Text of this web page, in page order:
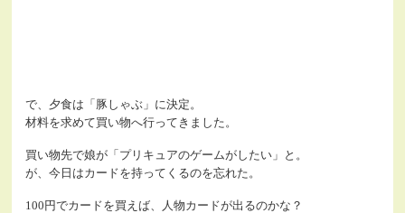
で、夕食は「豚しゃぶ」に決定。
材料を求めて買い物へ行ってきました。
買い物先で娘が「プリキュアのゲームがしたい」と。
が、今日はカードを持ってくるのを忘れた。
100円でカードを買えば、人物カードが出るのかな？